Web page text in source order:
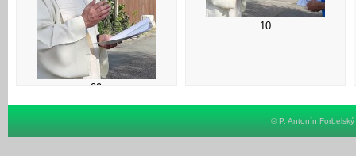
09
10
© P. Antonín